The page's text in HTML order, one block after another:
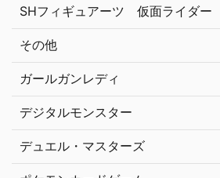
SHフィギュアーツ 仮面ライダー
その他
ガールガンレディ
デジタルモンスター
デュエル・マスターズ